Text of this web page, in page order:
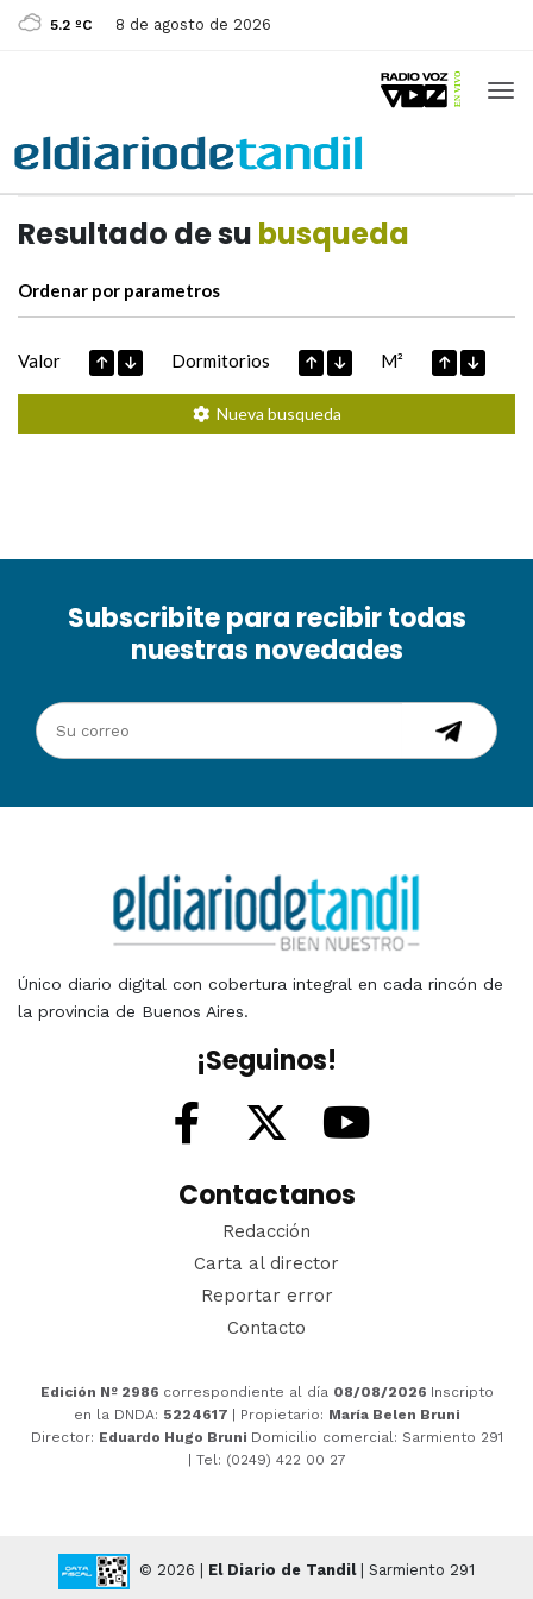
5.2 ºC 8 de agosto de 2026
Resultado de su busqueda
Ordenar por parametros
Valor Dormitorios M²
Nueva busqueda
Subscribite para recibir todas
nuestras novedades
Único diario digital con cobertura integral en cada rincón de
la provincia de Buenos Aires.
¡Seguinos!
Contactanos
Redacción
Carta al director
Reportar error
Contacto
Edición Nº 2986 correspondiente al día 08/08/2026 Inscripto
en la DNDA: 5224617 | Propietario: María Belen Bruni
Director: Eduardo Hugo Bruni Domicilio comercial: Sarmiento 291
| Tel: (0249) 422 00 27
© 2026 | El Diario de Tandil| Sarmiento 291